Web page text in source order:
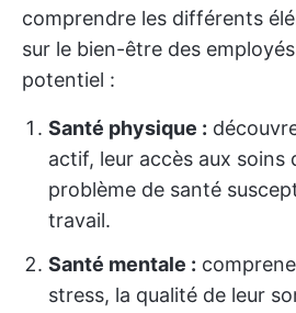
comprendre les différents
sur le bien-être des
potentiel :
Santé physique :
actif, leur accès aux soins
problème de santé
travail.
Santé mentale :
stress, la qualité de leur